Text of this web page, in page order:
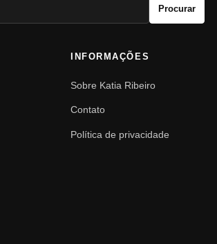
Procurar
INFORMAÇÕES
Sobre Katia Ribeiro
Contato
Política de privacidade